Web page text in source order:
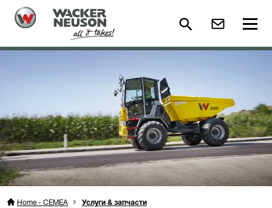
Home - CEMEA Услуги & запчасти